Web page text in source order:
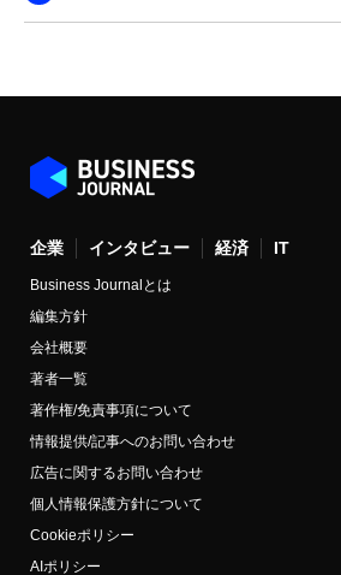
企業 インタビュー 経済 IT
Business Journalとは
編集方針
会社概要
著者一覧
著作権/免責事項について
情報提供/記事へのお問い合わせ
広告に関するお問い合わせ
個人情報保護方針について
Cookieポリシー
AIポリシー